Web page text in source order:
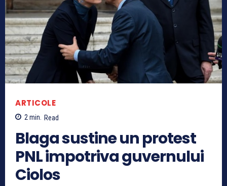
ARTICOLE
2min. Read
Blaga sustine un protest
PNL impotriva guvernului
Ciolos